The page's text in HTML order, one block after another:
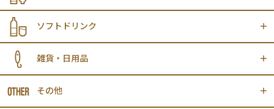
ソフトドリンク
雑貨・日用品
その他